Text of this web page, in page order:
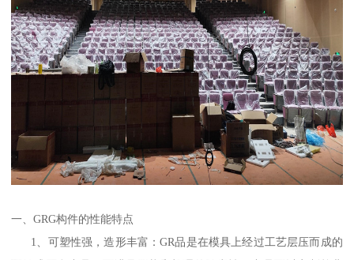
一、GRG构件的性能特点
1、可塑性强，造形丰富：GR品是在模具上经过工艺层压而成的